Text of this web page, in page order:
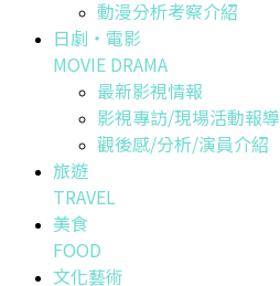
動漫分析考察介紹
日劇・電影
MOVIE DRAMA
最新影視情報
影視專訪/現場活動報導
觀後感/分析/演員介紹
旅遊
TRAVEL
美食
FOOD
文化藝術